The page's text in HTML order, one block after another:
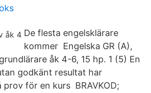
De flesta engelsklärare
kommer Engelska GR (A),
åk 4-6, 15 hp. 1 (5) En
godkänt resultat har
för en kurs BRAVKOD;